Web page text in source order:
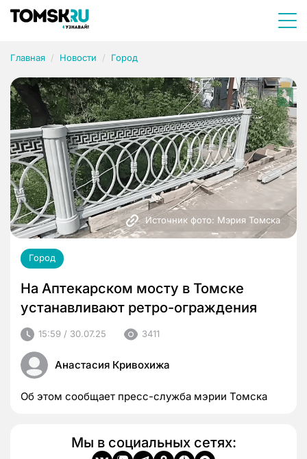
Главная Новости Город
Источник фото: Мэрия Томска
Город
На Аптекарском мосту в Томске
устанавливают ретро-ограждения
15:59 / 30.07.25 3411
Анастасия Кривохижа
Об этом сообщает пресс-служба мэрии Томска
Мы в социальных сетях: